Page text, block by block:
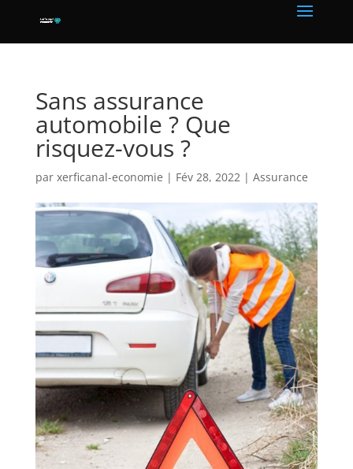
Sans assurance
automobile ? Que
risquez-vous ?
par xerficanal-economie | Fév 28, 2022| Assurance